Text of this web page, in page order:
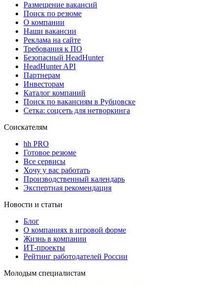
Размещение вакансий
Поиск по резюме
О компании
Наши вакансии
Реклама на сайте
Требования к ПО
Безопасный HeadHunter
HeadHunter API
Партнерам
Инвесторам
Каталог компаний
Поиск по вакансиям в Рубцовске
Сетка: соцсеть для нетворкинга
Соискателям
hh PRO
Готовое резюме
Все сервисы
Хочу у вас работать
Производственный календарь
Экспертная рекомендация
Новости и статьи
Блог
О компаниях в игровой форме
Жизнь в компании
ИТ-проекты
Рейтинг работодателей России
Молодым специалистам